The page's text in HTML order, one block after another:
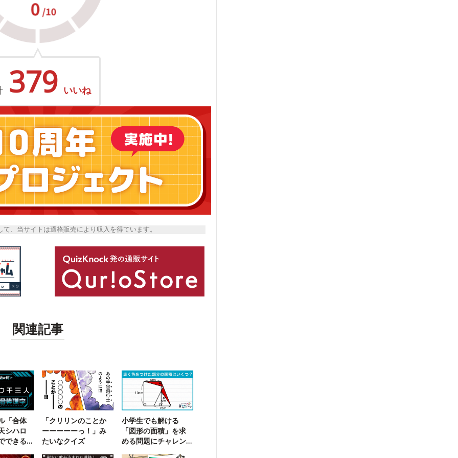
379 いいね
、当サイトは適格販売により収入を得ています。
関連記事
「合体
シハロ
できる
「クリリンのことか
ーーーーーっ！」み
たいなクイズ
小学生でも解ける
「図形の面積」を求
める問題にチャレン